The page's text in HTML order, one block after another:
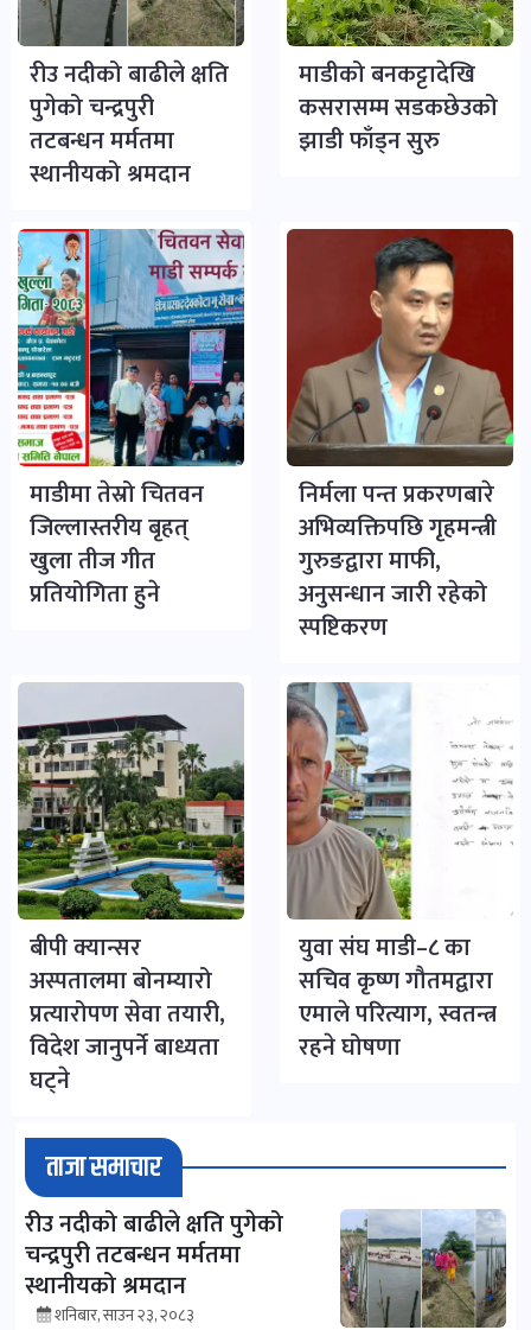
रीउ नदीको बाढीले क्षति
पुगेको चन्द्रपुरी
तटबन्धन मर्मतमा
स्थानीयको श्रमदान
माडीको बनकट्टादेखि
कसरासम्म सडकछेउको
झाडी फाँड्न सुरु
माडीमा तेस्रो चितवन
जिल्लास्तरीय बृहत्
खुला तीज गीत
प्रतियोगिता हुने
निर्मला पन्त प्रकरणबारे
अभिव्यक्तिपछि गृहमन्त्री
गुरुङद्वारा माफी,
अनुसन्धान जारी रहेको
स्पष्टिकरण
बीपी क्यान्सर
अस्पतालमा बोनम्यारो
प्रत्यारोपण सेवा तयारी,
विदेश जानुपर्ने बाध्यता
घट्ने
युवा संघ माडी–८ का
सचिव कृष्ण गौतमद्वारा
एमाले परित्याग, स्वतन्त्र
रहने घोषणा
ताजा समाचार
रीउ नदीको बाढीले क्षति पुगेको
चन्द्रपुरी तटबन्धन मर्मतमा
स्थानीयको श्रमदान
शनिबार, साउन २३, २०८३